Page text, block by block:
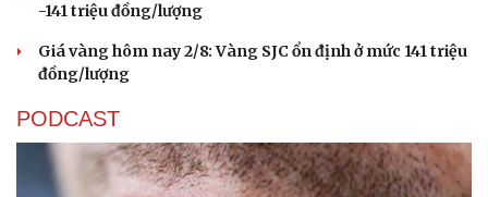
-141 triệu đồng/lượng
Giá vàng hôm nay 2/8: Vàng SJC ổn định ở mức 141 triệu
đồng/lượng
PODCAST